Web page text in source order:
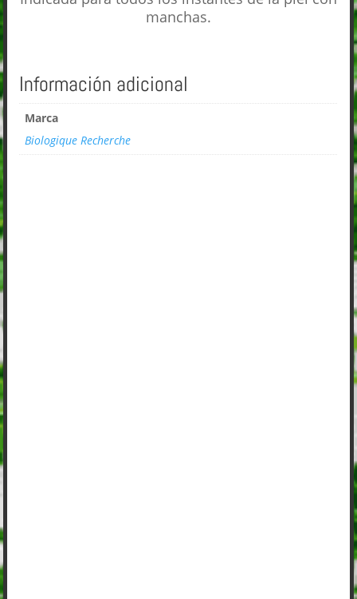
manchas.
Información adicional
Marca
Biologique Recherche